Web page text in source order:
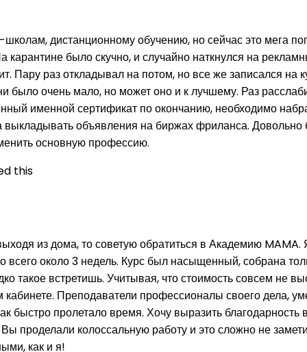
дистанционному обучению, но сейчас это мега
было скучно, и случайно наткнулся на
Пару раз откладывал на потом, но все же записался на
очень мало, но может оно и к лучшему. Раз
именной сертификат по окончанию, необходимо
объявления на биржах фриланса.
основную профессию.
this
из дома, то советую обратиться в Академию
всего около 3 недель. Курс был насыщенный, собрана
такое встретишь. Учитывая, что стоимость совсем не
Преподаватели профессионалы своего дела,
пролетало время. Хочу выразить благодарность
проделали колоссальную работу и это сложно не
как и я!